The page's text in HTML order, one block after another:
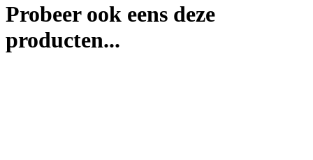
Probeer ook eens deze
producten...